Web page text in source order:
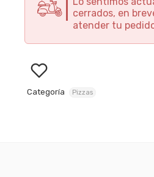
cerrados, en
atender tu
Categoría Pizzas